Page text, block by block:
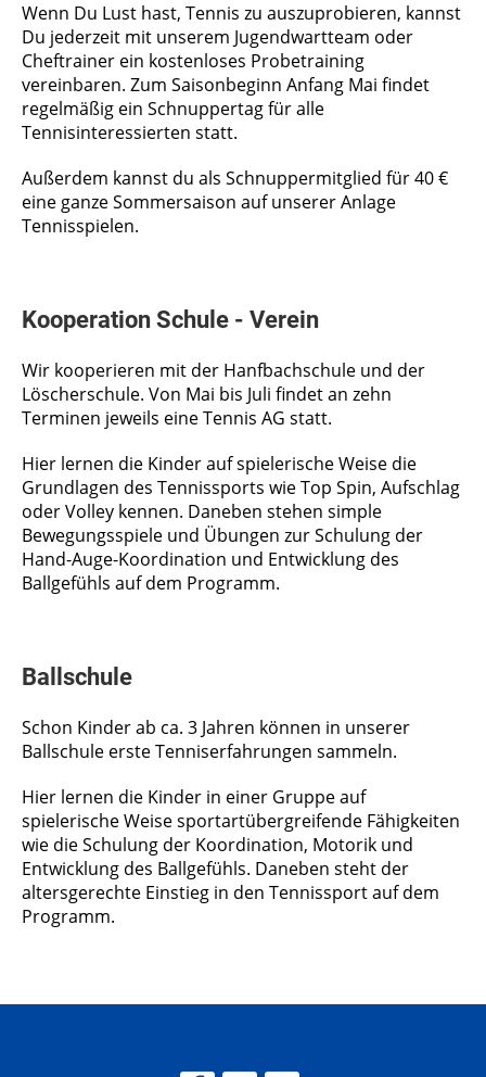
Wenn Du Lust hast, Tennis zu auszuprobieren, kannst
Du jederzeit mit unserem Jugendwartteam oder
Cheftrainer ein kostenloses Probetraining
vereinbaren. Zum Saisonbeginn Anfang Mai findet
regelmäßig ein Schnuppertag für alle
Tennisinteressierten statt.
Außerdem kannst du als Schnuppermitglied für 40 €
eine ganze Sommersaison auf unserer Anlage
Tennisspielen.
Kooperation Schule - Verein
Wir kooperieren mit der Hanfbachschule und der
Löscherschule. Von Mai bis Juli findet an zehn
Terminen jeweils eine Tennis AG statt.
Hier lernen die Kinder auf spielerische Weise die
Grundlagen des Tennissports wie Top Spin, Aufschlag
oder Volley kennen. Daneben stehen simple
Bewegungsspiele und Übungen zur Schulung der
Hand-Auge-Koordination und Entwicklung des
Ballgefühls auf dem Programm.
Ballschule
Schon Kinder ab ca. 3 Jahren können in unserer
Ballschule erste Tenniserfahrungen sammeln.
Hier lernen die Kinder in einer Gruppe auf
spielerische Weise sportartübergreifende Fähigkeiten
wie die Schulung der Koordination, Motorik und
Entwicklung des Ballgefühls. Daneben steht der
altersgerechte Einstieg in den Tennissport auf dem
Programm.